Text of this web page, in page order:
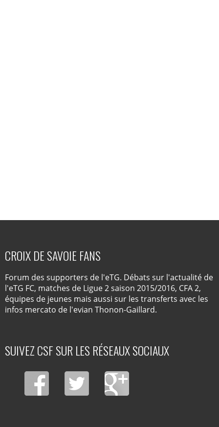
CROIX DE SAVOIE FANS
Forum des supporters de l'eTG. Débats sur l'actualité de
l'eTG FC, matches de Ligue 2 saison 2015/2016, CFA 2,
équipes de jeunes mais aussi sur les transferts avec les
infos mercato de l'evian Thonon-Gaillard.
SUIVEZ CSF SUR LES RÉSEAUX SOCIAUX